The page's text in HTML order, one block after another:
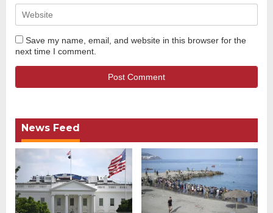
Save my name, email, and website in this browser for the
next time I comment.
News Feed